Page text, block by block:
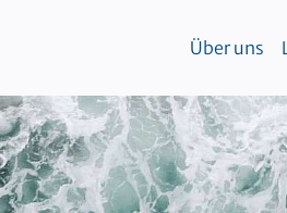
Über uns